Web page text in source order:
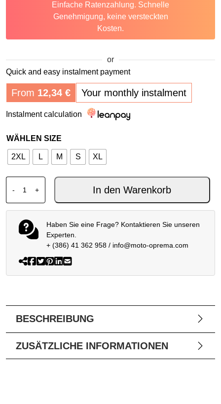
Einfache Ratenzahlung. Schnelle
Genehmigung, keine versteckten
Kosten.
or
Quick and easy instalment payment
From 12,34 € Your monthly instalment
Instalment calculation
WÄHLEN SIZE
2XL L M S XL
-
ALPINESTARS MX TRIKOT TECHSTAR KNIF SCHWARZ
+ In den Warenkorb
Haben Sie eine Frage? Kontaktieren Sie unseren
Experten.
+ (386) 41 362 958/ info@moto-oprema.com
BESCHREIBUNG
ZUSÄTZLICHE INFORMATIONEN